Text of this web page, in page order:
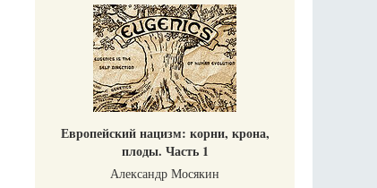
Европейский нацизм: корни, крона,
плоды. Часть 1
Александр Мосякин